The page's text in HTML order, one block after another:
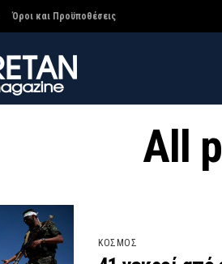
Όροι και Προϋποθέσεις
All
ΚΟΣΜΟΣ